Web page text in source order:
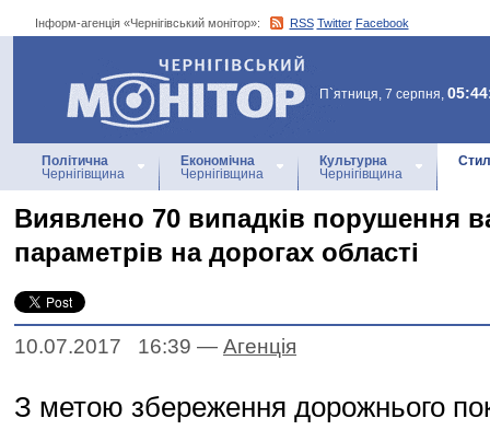
Інформ-агенція «Чернігівський монітор»: RSS Twitter Facebook
Інформ-агенція
«Чернігівський монітор»
П`ятниця, 7 серпня,
Політична
Чернігівщина
Економічна
Чернігівщина
Культурна
Чернігівщина
Виявлено 70 випадків порушення
параметрів на дорогах області
10.07.2017 16:39 — Агенцiя
З метою збереження дорожнього